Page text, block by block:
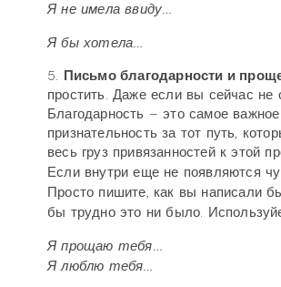
Я не имела ввиду…
Я бы хотела…
5. Письмо благодарности и
простить. Даже если вы сейчас не
Благодарность – это самое
признательность за тот путь,
весь груз привязанностей к этой
Если внутри еще не появляются
Просто пишите, как вы написали
бы трудно это ни было.
Я прощаю тебя…
Я люблю тебя…